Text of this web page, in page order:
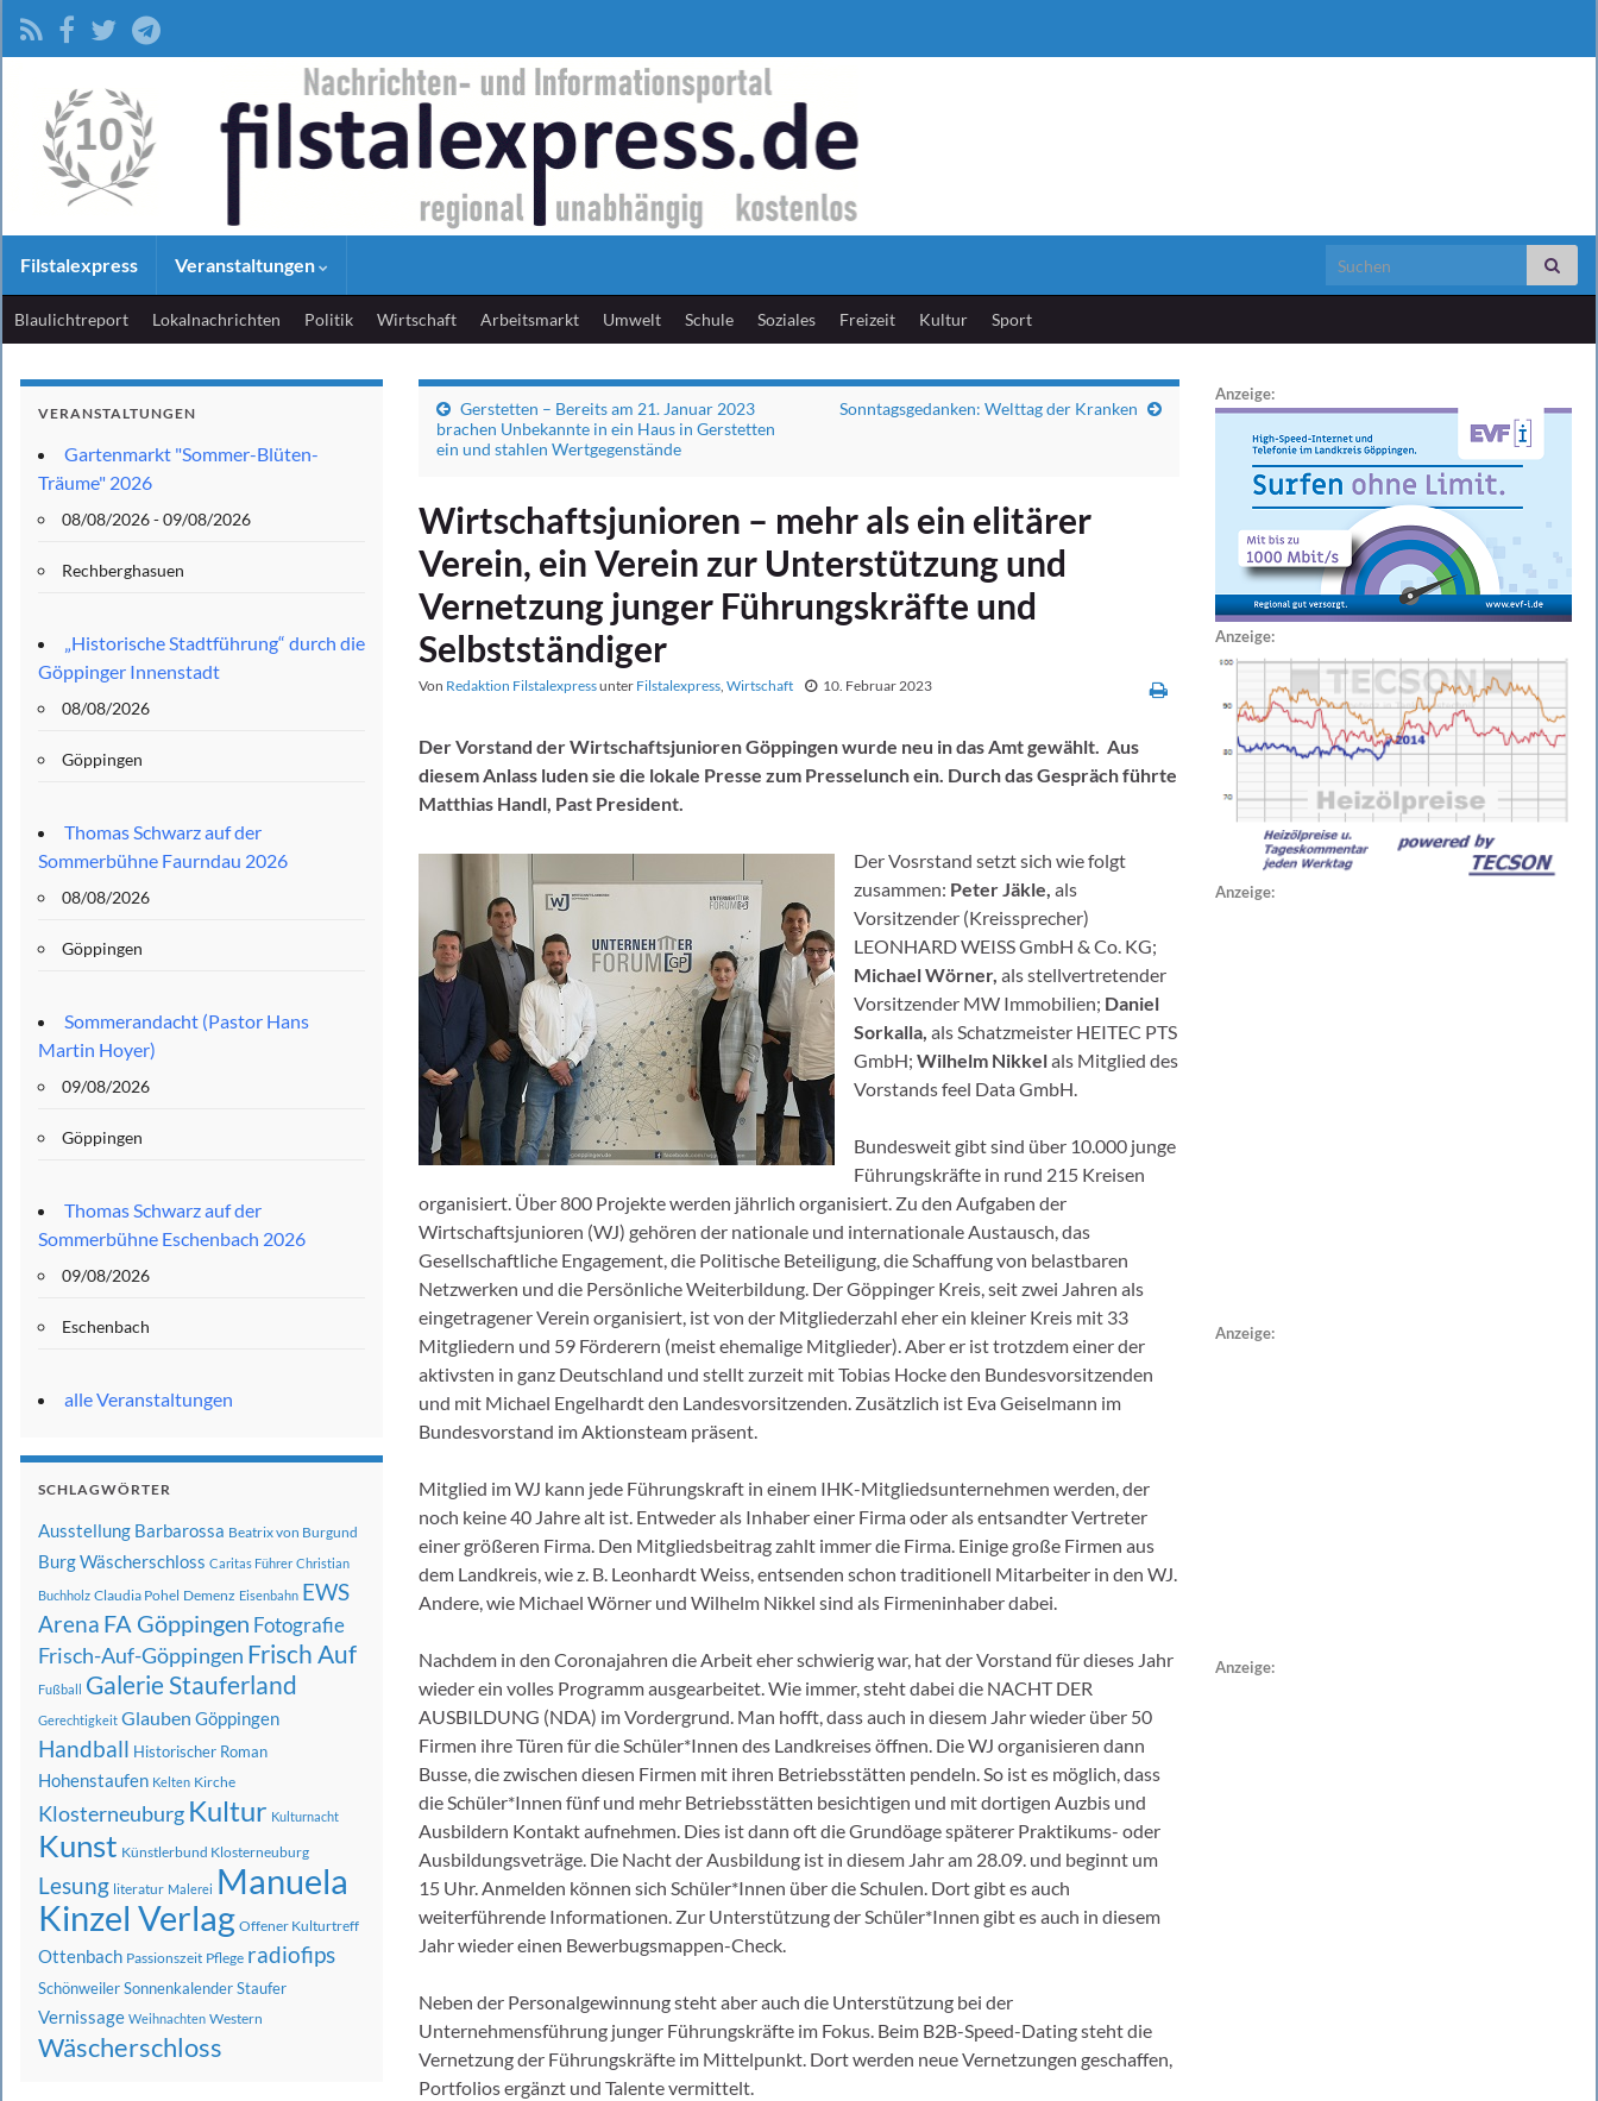
Filstalexpress Veranstaltungen Search for:
Blaulichtreport Lokalnachrichten Politik Wirtschaft Arbeitsmarkt Umwelt Schule Soziales Freizeit Kultur Sport
Gerstetten – Bereits am 21. Januar 2023
brachen Unbekannte in ein Haus in Gerstetten
ein und stahlen Wertgegenstände
Sonntagsgedanken: Welttag der Kranken
Wirtschaftsjunioren – mehr als ein elitärer
Verein, ein Verein zur Unterstützung und
Vernetzung junger Führungskräfte und
Selbstständiger
Von Redaktion Filstalexpressunter Filstalexpress, Wirtschaft 10. Februar 2023
Der Vorstand der Wirtschaftsjunioren Göppingen wurde neu in das Amt gewählt. Aus
diesem Anlass luden sie die lokale Presse zum Presselunch ein. Durch das Gespräch führte
Matthias Handl, Past President.
Der Vosrstand setzt sich wie folgt
zusammen: Peter Jäkle, als
Vorsitzender (Kreissprecher)
LEONHARD WEISS GmbH & Co. KG;
Michael Wörner, als stellvertretender
Vorsitzender MW Immobilien; Daniel
Sorkalla, als Schatzmeister HEITEC PTS
GmbH; Wilhelm Nikkelals Mitglied des
Vorstands feel Data GmbH.
Bundesweit gibt sind über 10.000 junge
Führungskräfte in rund 215 Kreisen
organisiert. Über 800 Projekte werden jährlich organisiert. Zu den Aufgaben der
Wirtschaftsjunioren (WJ) gehören der nationale und internationale Austausch, das
Gesellschaftliche Engagement, die Politische Beteiligung, die Schaffung von belastbaren
Netzwerken und die Persönliche Weiterbildung. Der Göppinger Kreis, seit zwei Jahren als
eingetragener Verein organisiert, ist von der Mitgliederzahl eher ein kleiner Kreis mit 33
Mitgliedern und 59 Förderern (meist ehemalige Mitglieder). Aber er ist trotzdem einer der
aktivsten in ganz Deutschland und stellt zurzeit mit Tobias Hocke den Bundesvorsitzenden
und mit Michael Engelhardt den Landesvorsitzenden. Zusätzlich ist Eva Geiselmann im
Bundesvorstand im Aktionsteam präsent.
Mitglied im WJ kann jede Führungskraft in einem IHK-Mitgliedsunternehmen werden, der
noch keine 40 Jahre alt ist. Entweder als Inhaber einer Firma oder als entsandter Vertreter
einer größeren Firma. Den Mitgliedsbeitrag zahlt immer die Firma. Einige große Firmen aus
dem Landkreis, wie z. B. Leonhardt Weiss, entsenden schon traditionell Mitarbeiter in den WJ.
Andere, wie Michael Wörner und Wilhelm Nikkel sind als Firmeninhaber dabei.
Nachdem in den Coronajahren die Arbeit eher schwierig war, hat der Vorstand für dieses Jahr
wieder ein volles Programm ausgearbeitet. Wie immer, steht dabei die NACHT DER
AUSBILDUNG (NDA) im Vordergrund. Man hofft, dass auch in diesem Jahr wieder über 50
Firmen ihre Türen für die Schüler*Innen des Landkreises öffnen. Die WJ organisieren dann
Busse, die zwischen diesen Firmen mit ihren Betriebsstätten pendeln. So ist es möglich, dass
die Schüler*Innen fünf und mehr Betriebsstätten besichtigen und mit dortigen Auzbis und
Ausbildern Kontakt aufnehmen. Dies ist dann oft die Grundöage späterer Praktikums- oder
Ausbildungsveträge. Die Nacht der Ausbildung ist in diesem Jahr am 28.09. und beginnt um
15 Uhr. Anmelden können sich Schüler*Innen über die Schulen. Dort gibt es auch
weiterführende Informationen. Zur Unterstützung der Schüler*Innen gibt es auch in diesem
Jahr wieder einen Bewerbugsmappen-Check.
Neben der Personalgewinnung steht aber auch die Unterstützung bei der
Unternehmensführung junger Führungskräfte im Fokus. Beim B2B-Speed-Dating steht die
Vernetzung der Führungskräfte im Mittelpunkt. Dort werden neue Vernetzungen geschaffen,
Portfolios ergänzt und Talente vermittelt.
VERANSTALTUNGEN
Gartenmarkt "Sommer-Blüten-
Träume" 2026
08/08/2026 - 09/08/2026
Rechberghasuen
„Historische Stadtführung“ durch die
Göppinger Innenstadt
08/08/2026
Göppingen
Thomas Schwarz auf der
Sommerbühne Faurndau 2026
08/08/2026
Göppingen
Sommerandacht (Pastor Hans
Martin Hoyer)
09/08/2026
Göppingen
Thomas Schwarz auf der
Sommerbühne Eschenbach 2026
09/08/2026
Eschenbach
alle Veranstaltungen
SCHLAGWÖRTER
Ausstellung Barbarossa Beatrix von Burgund
Burg Wäscherschloss Caritas Führer Christian
Buchholz Claudia Pohel Demenz Eisenbahn EWS
Arena FA Göppingen Fotografie
Frisch-Auf-Göppingen Frisch Auf
Fußball Galerie Stauferland
Gerechtigkeit Glauben Göppingen
Handball Historischer Roman
Hohenstaufen Kelten Kirche
Klosterneuburg Kultur Kulturnacht
Kunst Künstlerbund Klosterneuburg
Lesung literatur Malerei Manuela
Kinzel Verlag Offener Kulturtreff
Ottenbach Passionszeit Pflege radiofips
SchönweilerSonnenkalenderStaufer
Vernissage Weihnachten Western
Wäscherschloss
Anzeige:
Anzeige:
Anzeige:
Anzeige:
Anzeige: